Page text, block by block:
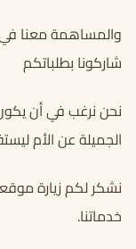
والمساهمة معنا في
شاركونا بطلباتكم
نحن نرغب في أن
الجميلة عن الأم
نشكر لكم زيارة
خدماتنا.